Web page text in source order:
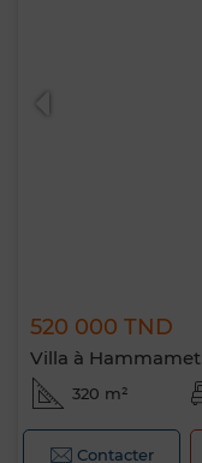
520 000 TND
Villa à Hammamet
320 m²
Contacter